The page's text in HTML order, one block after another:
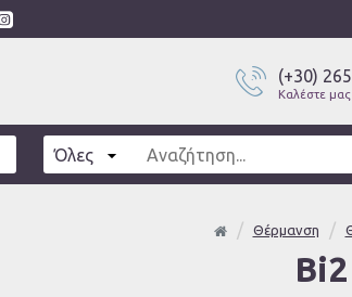
(+30)
Καλέστε μας
Όλες
Θέρμανση